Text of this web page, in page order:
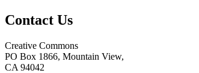
Contact Us
Creative Commons
PO Box 1866, Mountain View,
CA 94042